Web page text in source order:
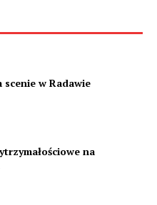
scenie w Radawie
na